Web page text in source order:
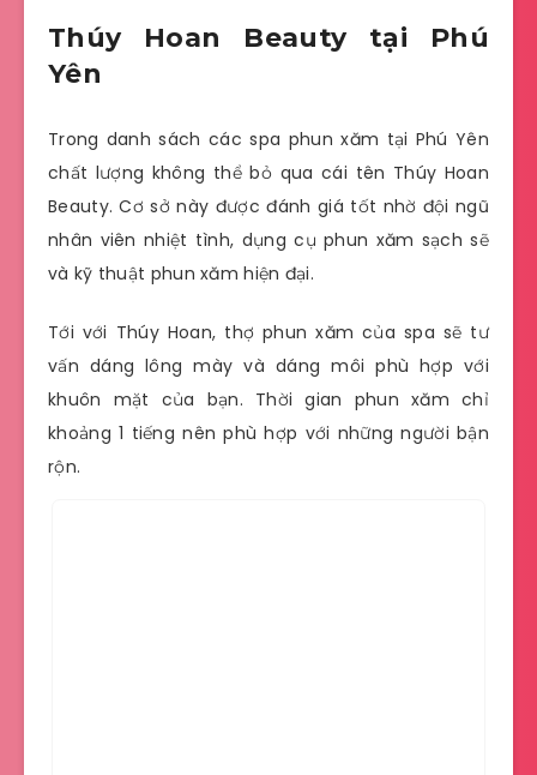
Thúy Hoan Beauty tại Phú
Yên
Trong danh sách các spa phun xăm tại Phú Yên
chất lượng không thể bỏ qua cái tên Thúy Hoan
Beauty. Cơ sở này được đánh giá tốt nhờ đội ngũ
nhân viên nhiệt tình, dụng cụ phun xăm sạch sẽ
và kỹ thuật phun xăm hiện đại.
Tới với Thúy Hoan, thợ phun xăm của spa sẽ tư
vấn dáng lông mày và dáng môi phù hợp với
khuôn mặt của bạn. Thời gian phun xăm chỉ
khoảng 1 tiếng nên phù hợp với những người bận
rộn.